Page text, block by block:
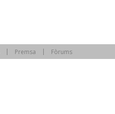
Premsa Fòrums